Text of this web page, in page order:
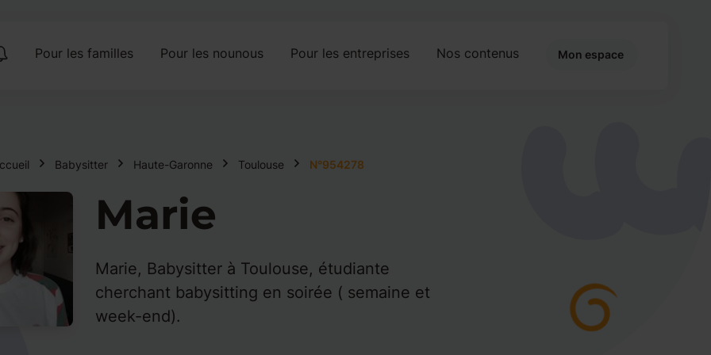
Pour les familles Pour les nounous Pour les entreprises Nos contenus Mon espace
Babysitter Haute-Garonne Toulouse N°954278
Marie
Marie, Babysitter à Toulouse, étudiante
cherchant babysitting en soirée ( semaine et
week-end).